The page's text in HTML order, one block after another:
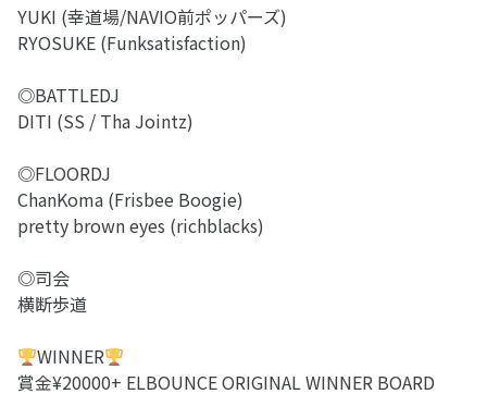
YUKI (幸道場/NAVIO前ポッパーズ)
RYOSUKE (Funksatisfaction)
◎BATTLEDJ
DITI (SS / Tha Jointz)
◎FLOORDJ
ChanKoma (Frisbee Boogie)
pretty brown eyes (richblacks)
◎司会
横断歩道
WINNER
賞金¥20000+ ELBOUNCE ORIGINAL WINNER BOARD